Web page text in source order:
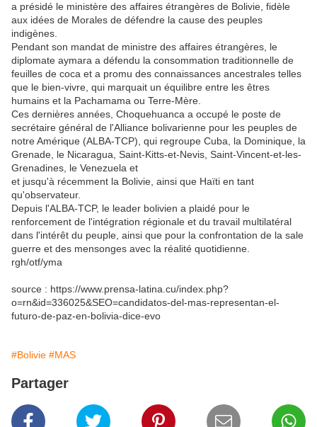
a présidé le ministère des affaires étrangères de Bolivie, fidèle
aux idées de Morales de défendre la cause des peuples
indigènes.
Pendant son mandat de ministre des affaires étrangères, le
diplomate aymara a défendu la consommation traditionnelle de
feuilles de coca et a promu des connaissances ancestrales telles
que le bien-vivre, qui marquait un équilibre entre les êtres
humains et la Pachamama ou Terre-Mère.
Ces dernières années, Choquehuanca a occupé le poste de
secrétaire général de l'Alliance bolivarienne pour les peuples de
notre Amérique (ALBA-TCP), qui regroupe Cuba, la Dominique, la
Grenade, le Nicaragua, Saint-Kitts-et-Nevis, Saint-Vincent-et-les-
Grenadines, le Venezuela et
et jusqu'à récemment la Bolivie, ainsi que Haïti en tant
qu'observateur.
Depuis l'ALBA-TCP, le leader bolivien a plaidé pour le
renforcement de l'intégration régionale et du travail multilatéral
dans l'intérêt du peuple, ainsi que pour la confrontation de la sale
guerre et des mensonges avec la réalité quotidienne.
rgh/otf/yma
source : https://www.prensa-latina.cu/index.php?
o=rn&id=336025&SEO=candidatos-del-mas-representan-el-
futuro-de-paz-en-bolivia-dice-evo
#Bolivie #MAS
Partager